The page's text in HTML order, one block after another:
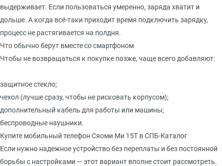
выдерживает. Если пользоваться умеренно, заряда хватит и
дольше. А когда всё-таки приходит время подключить зарядку,
процесс не растягивается на полдня.
Что обычно берут вместе со смартфоном
Чтобы не возвращаться к покупке позже, чаще всего добавляют:
защитное стекло;
чехол (лучше сразу, чтобы не рисковать корпусом);
дополнительный кабель для работы или машины;
беспроводные наушники.
Купите мобильный телефон Сяоми Ми 15Т в СПБ-Каталог
Если нужно надежное устройство без переплаты и без постоянной
борьбы с настройками — этот вариант вполне стоит рассмотреть.